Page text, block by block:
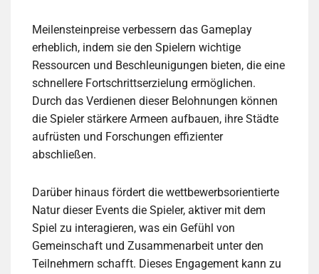
Meilensteinpreise verbessern das Gameplay
erheblich, indem sie den Spielern wichtige
Ressourcen und Beschleunigungen bieten, die eine
schnellere Fortschrittserzielung ermöglichen.
Durch das Verdienen dieser Belohnungen können
die Spieler stärkere Armeen aufbauen, ihre Städte
aufrüsten und Forschungen effizienter
abschließen.
Darüber hinaus fördert die wettbewerbsorientierte
Natur dieser Events die Spieler, aktiver mit dem
Spiel zu interagieren, was ein Gefühl von
Gemeinschaft und Zusammenarbeit unter den
Teilnehmern schafft. Dieses Engagement kann zu